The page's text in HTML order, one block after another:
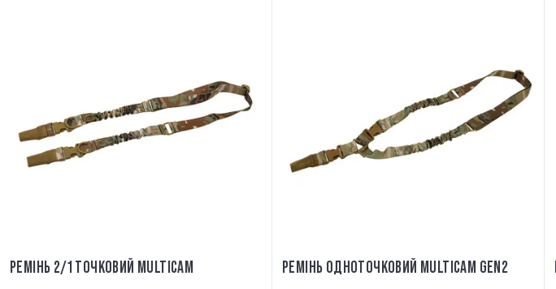
РЕМІНЬ 2/1 ТОЧКОВИЙ MULTICAM РЕМІНЬ ОДНОТОЧКОВИЙ MULTICAM GEN2